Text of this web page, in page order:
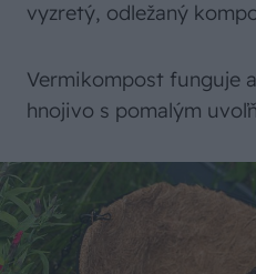
vyzretý, odležaný
Vermikompost funguje
hnojivo s pomalým